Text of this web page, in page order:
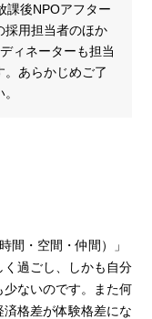
課後NPOアフター
採用担当者のほか
ィネーターも担当
。あらかじめご了
間・空間・仲間）」
過ごし、しかも自分
ないのです。また何
格差が体験格差にな